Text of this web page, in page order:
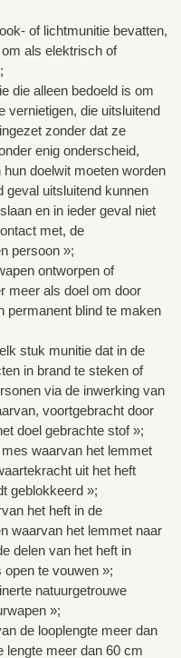
of lichtmunitie bevatten,
als elektrisch of
die alleen bedoeld is om
vernietigen, die uitsluitend
zonder dat ze
enig onderscheid,
doelwit moeten worden
geval uitsluitend kunnen
en in ieder geval niet
met, de
persoon »;
ontworpen of
meer als doel om door
permanent blind te maken
stuk munitie dat in de
in brand te steken of
via de inwerking van
voortgebracht door
doel gebrachte stof »;
waarvan het lemmet
uit het heft
geblokkeerd »;
het heft in de
waarvan het lemmet naar
delen van het heft in
te vouwen »;
natuurgetrouwe
»;
de looplengte meer dan
lengte meer dan 60 cm